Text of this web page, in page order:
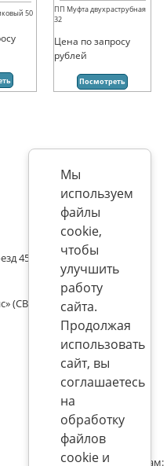
50
ПП Муфта двухраструбная
32
Цена по запросу
рублей
Посмотреть
4536 владение 8, стр.10
(СВК)
Присоединяйтесь к нам:
Мы
используем
файлы
cookie,
чтобы
улучшить
работу
сайта.
Продолжая
использовать
сайт, вы
соглашаетесь
на
обработку
файлов
cookie и